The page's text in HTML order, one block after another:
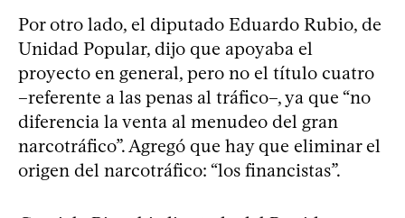
Por otro lado, el diputado Eduardo Rubio, de
Unidad Popular, dijo que apoyaba el
proyecto en general, pero no el título cuatro
–referente a las penas al tráfico–, ya que “no
diferencia la venta al menudeo del gran
narcotráfico”. Agregó que hay que eliminar el
origen del narcotráfico: “los financistas”.